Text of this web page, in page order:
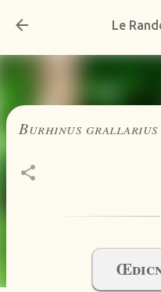
Accéder
Le
Burhinus grallarius